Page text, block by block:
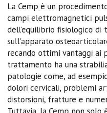
La Cemp è un
campi elettromagnetici
dell’equilibrio fisiologico di
sull'apparato
recando ottimi vantaggi ai
trattamento ha una
patologie come, ad
dolori cervicali, problemi
distorsioni, fratture e